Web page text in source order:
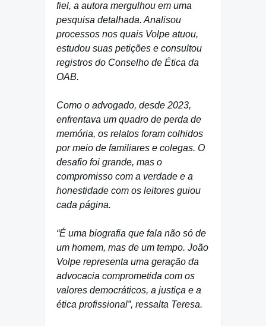
fiel, a autora mergulhou em uma
pesquisa detalhada. Analisou
processos nos quais Volpe atuou,
estudou suas petições e consultou
registros do Conselho de Ética da
OAB.
Como o advogado, desde 2023,
enfrentava um quadro de perda de
memória, os relatos foram colhidos
por meio de familiares e colegas. O
desafio foi grande, mas o
compromisso com a verdade e a
honestidade com os leitores guiou
cada página.
“É uma biografia que fala não só de
um homem, mas de um tempo. João
Volpe representa uma geração da
advocacia comprometida com os
valores democráticos, a justiça e a
ética profissional”, ressalta Teresa.